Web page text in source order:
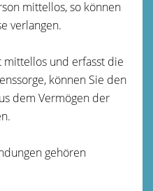
mittellos, so können
verlangen.
mittellos und erfasst die
können Sie den
dem Vermögen der
gehören